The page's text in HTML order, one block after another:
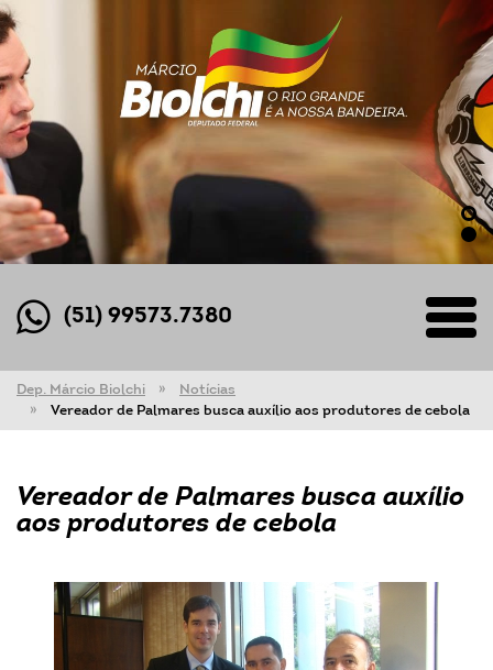
(51) 99573.7380
Dep. Márcio Biolchi
Notícias
Vereador de Palmares busca auxílio aos produtores de cebola
Vereador de Palmares busca auxílio
aos produtores de cebola